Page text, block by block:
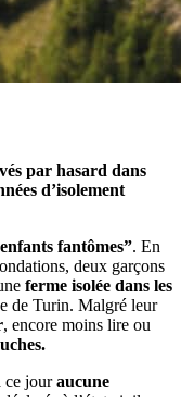
par hasard dans
d’isolement
fantômes”. En
deux garçons
ferme isolée dans les
de Turin. Malgré leur
, encore moins lire ou
ce jouraucune